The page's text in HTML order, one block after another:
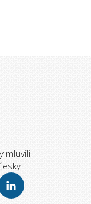
mluvili